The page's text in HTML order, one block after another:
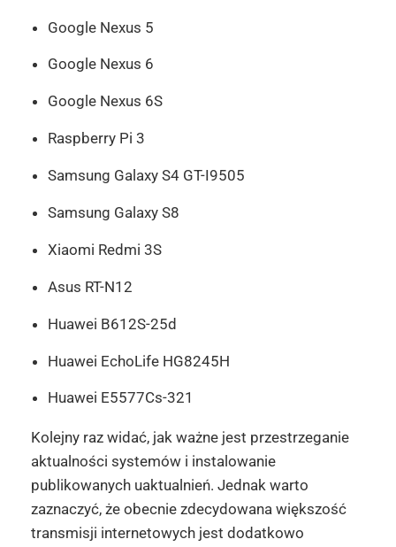
Google Nexus 5
Google Nexus 6
Google Nexus 6S
Raspberry Pi 3
Samsung Galaxy S4 GT-I9505
Samsung Galaxy S8
Xiaomi Redmi 3S
Asus RT-N12
Huawei B612S-25d
Huawei EchoLife HG8245H
Huawei E5577Cs-321
Kolejny raz widać, jak ważne jest przestrzeganie
aktualności systemów i instalowanie
publikowanych uaktualnień. Jednak warto
zaznaczyć, że obecnie zdecydowana większość
transmisji internetowych jest dodatkowo